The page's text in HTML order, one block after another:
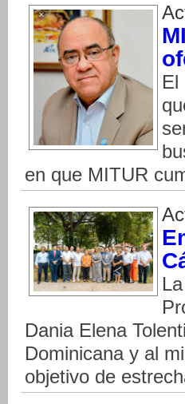
El
en que MITUR
Dania Elena
Dominicana y al
objetivo de